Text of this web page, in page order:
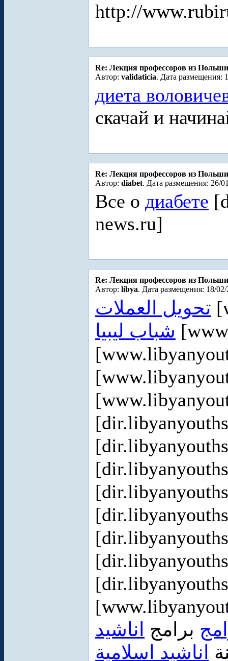
http://
Re: Лекция профессоров из Польши
Автор: validaticia. Дата размещения:
диета
скачай и
Re: Лекция профессоров из Польши
Автор: diabet. Дата размещения: 26/
Все о диабете
news.ru]
Re: Лекция профессоров из Польши
Автор: libya. Дата размещения: 18/02/
تحويل العملات
شباب ليبيا
برامج
اناشيد
اناشيد اسلامية